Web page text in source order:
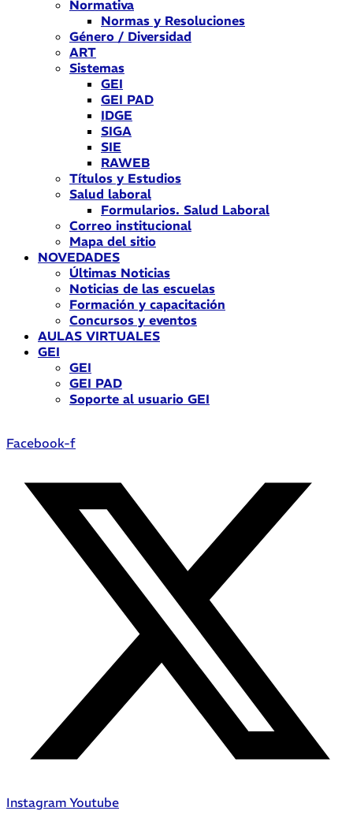
Normativa
Normas y Resoluciones
Género / Diversidad
ART
Sistemas
GEI
GEI PAD
IDGE
SIGA
SIE
RAWEB
Títulos y Estudios
Salud laboral
Formularios. Salud Laboral
Correo institucional
Mapa del sitio
NOVEDADES
Últimas Noticias
Noticias de las escuelas
Formación y capacitación
Concursos y eventos
AULAS VIRTUALES
GEI
GEI
GEI PAD
Soporte al usuario GEI
Facebook-f
Instagram Youtube